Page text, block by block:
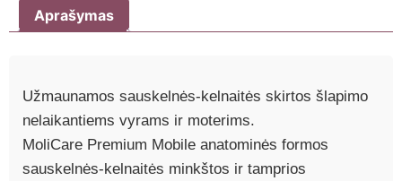
Aprašymas
Užmaunamos sauskelnės-kelnaitės skirtos šlapimo
nelaikantiems vyrams ir moterims.
MoliCare Premium Mobile anatominės formos
sauskelnės-kelnaitės minkštos ir tamprios